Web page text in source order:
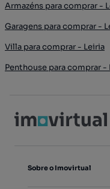
Armazéns para comprar -
Garagens para comprar -
Villa para comprar - Leiria
Penthouse para comprar -
Sobre o Imovirtual